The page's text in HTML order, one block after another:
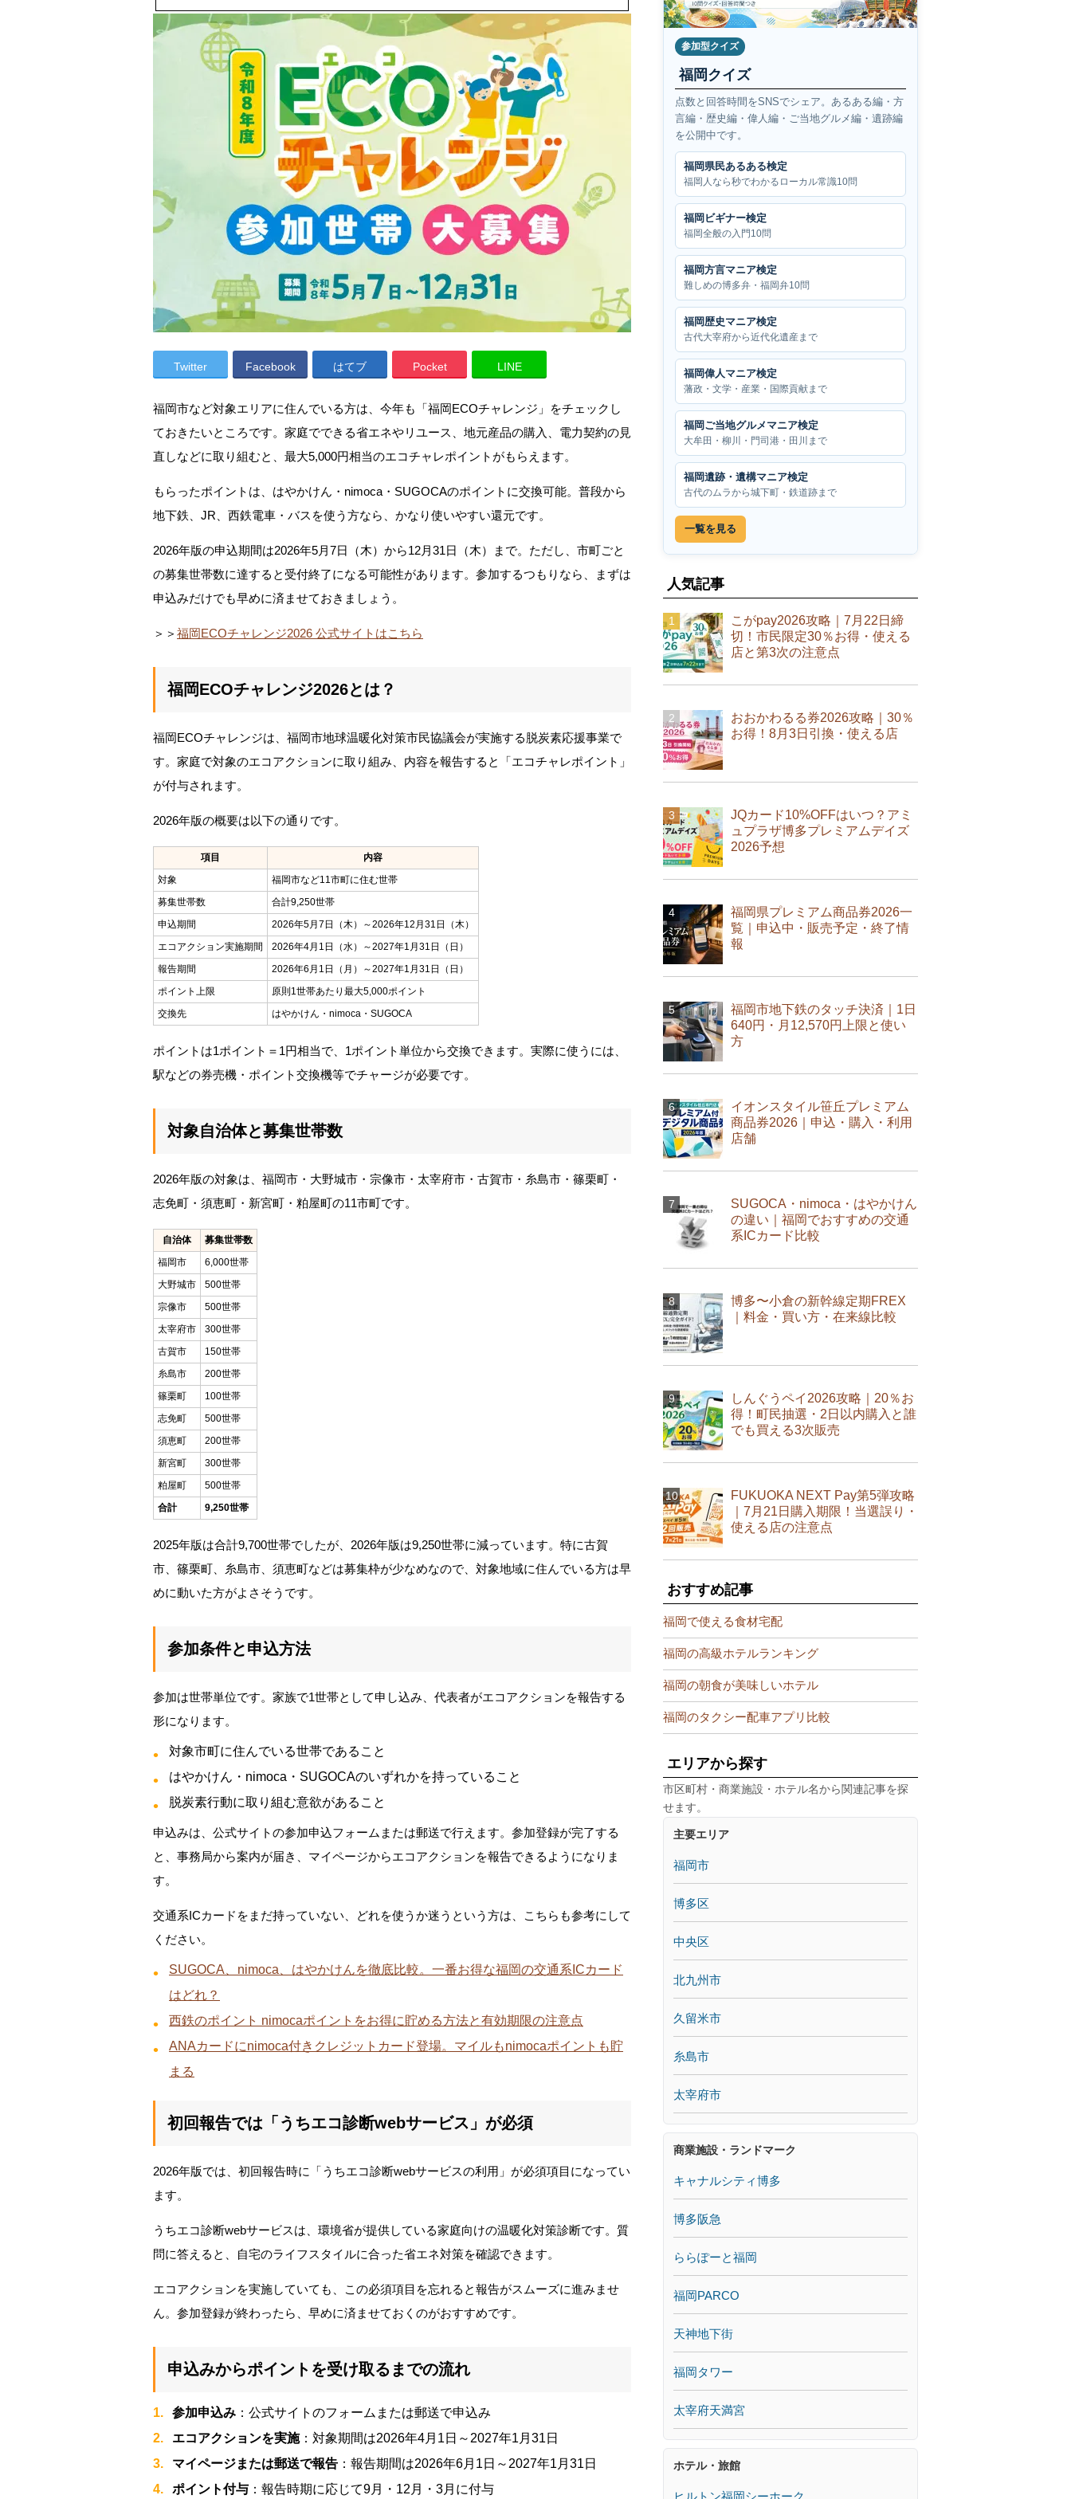
Twitter Facebook はてブ Pocket LINE
福岡市など対象エリアに住んでいる方は、今年も「福岡ECOチャレンジ」をチェックし
ておきたいところです。家庭でできる省エネやリユース、地元産品の購入、電力契約の見
直しなどに取り組むと、最大5,000円相当のエコチャレポイントがもらえます。
もらったポイントは、はやかけん・nimoca・SUGOCAのポイントに交換可能。普段から
地下鉄、JR、西鉄電車・バスを使う方なら、かなり使いやすい還元です。
2026年版の申込期間は2026年5月7日（木）から12月31日（木）まで。ただし、市町ごと
の募集世帯数に達すると受付終了になる可能性があります。参加するつもりなら、まずは
申込みだけでも早めに済ませておきましょう。
＞＞ 福岡ECOチャレンジ2026 公式サイトはこちら
福岡ECOチャレンジ2026とは？
福岡ECOチャレンジは、福岡市地球温暖化対策市民協議会が実施する脱炭素応援事業で
す。家庭で対象のエコアクションに取り組み、内容を報告すると「エコチャレポイント」
が付与されます。
2026年版の概要は以下の通りです。
項目
内容
対象
福岡市など11市町に住む世帯
募集世帯数
合計9,250世帯
申込期間
2026年5月7日（木）～2026年12月31日（木）
エコアクション実施期間
2026年4月1日（水）～2027年1月31日（日）
報告期間
2026年6月1日（月）～2027年1月31日（日）
ポイント上限
原則1世帯あたり最大5,000ポイント
交換先
はやかけん・nimoca・SUGOCA
ポイントは1ポイント＝1円相当で、1ポイント単位から交換できます。実際に使うには、
駅などの券売機・ポイント交換機等でチャージが必要です。
対象自治体と募集世帯数
2026年版の対象は、福岡市・大野城市・宗像市・太宰府市・古賀市・糸島市・篠栗町・
志免町・須恵町・新宮町・粕屋町の11市町です。
自治体
募集世帯数
福岡市
6,000世帯
大野城市
500世帯
宗像市
500世帯
太宰府市
300世帯
古賀市
150世帯
糸島市
200世帯
篠栗町
100世帯
志免町
500世帯
須恵町
200世帯
新宮町
300世帯
粕屋町
500世帯
合計
9,250世帯
2025年版は合計9,700世帯でしたが、2026年版は9,250世帯に減っています。特に古賀
市、篠栗町、糸島市、須恵町などは募集枠が少なめなので、対象地域に住んでいる方は早
めに動いた方がよさそうです。
参加条件と申込方法
参加は世帯単位です。家族で1世帯として申し込み、代表者がエコアクションを報告する
形になります。
対象市町に住んでいる世帯であること
はやかけん・nimoca・SUGOCAのいずれかを持っていること
脱炭素行動に取り組む意欲があること
申込みは、公式サイトの参加申込フォームまたは郵送で行えます。参加登録が完了する
と、事務局から案内が届き、マイページからエコアクションを報告できるようになりま
す。
交通系ICカードをまだ持っていない、どれを使うか迷うという方は、こちらも参考にして
ください。
SUGOCA、nimoca、はやかけんを徹底比較。一番お得な福岡の交通系ICカード
はどれ？
西鉄のポイント nimocaポイントをお得に貯める方法と有効期限の注意点
ANAカードにnimoca付きクレジットカード登場。マイルもnimocaポイントも貯
まる
初回報告では「うちエコ診断webサービス」が必須
2026年版では、初回報告時に「うちエコ診断webサービスの利用」が必須項目になってい
ます。
うちエコ診断webサービスは、環境省が提供している家庭向けの温暖化対策診断です。質
問に答えると、自宅のライフスタイルに合った省エネ対策を確認できます。
エコアクションを実施していても、この必須項目を忘れると報告がスムーズに進みませ
ん。参加登録が終わったら、早めに済ませておくのがおすすめです。
申込みからポイントを受け取るまでの流れ
参加申込み ：公式サイトのフォームまたは郵送で申込み
エコアクションを実施：対象期間は2026年4月1日～2027年1月31日
マイページまたは郵送で報告 ：報告期間は2026年6月1日～2027年1月31日
ポイント付与 ：報告時期に応じて9月・12月・3月に付与
参加型クイズ
福岡クイズ
点数と回答時間をSNSでシェア。あるある編・方
言編・歴史編・偉人編・ご当地グルメ編・遺跡編
を公開中です。
福岡県民あるある検定
福岡人なら秒でわかるローカル常識10問
福岡ビギナー検定
福岡全般の入門10問
福岡方言マニア検定
難しめの博多弁・福岡弁10問
福岡歴史マニア検定
古代大宰府から近代化遺産まで
福岡偉人マニア検定
藩政・文学・産業・国際貢献まで
福岡ご当地グルメマニア検定
大牟田・柳川・門司港・田川まで
福岡遺跡・遺構マニア検定
古代のムラから城下町・鉄道跡まで
一覧を見る
人気記事
こがpay2026攻略｜7月22日締
切！市民限定30％お得・使える
店と第3次の注意点
おおかわるる券2026攻略｜30％
お得！8月3日引換・使える店
JQカード10%OFFはいつ？アミ
ュプラザ博多プレミアムデイズ
2026予想
福岡県プレミアム商品券2026一
覧｜申込中・販売予定・終了情
報
福岡市地下鉄のタッチ決済｜1日
640円・月12,570円上限と使い
方
イオンスタイル笹丘プレミアム
商品券2026｜申込・購入・利用
店舗
SUGOCA・nimoca・はやかけん
の違い｜福岡でおすすめの交通
系ICカード比較
博多〜小倉の新幹線定期FREX
｜料金・買い方・在来線比較
しんぐうペイ2026攻略｜20％お
得！町民抽選・2日以内購入と誰
でも買える3次販売
FUKUOKA NEXT Pay第5弾攻略
｜7月21日購入期限！当選誤り・
使える店の注意点
おすすめ記事
福岡で使える食材宅配
福岡の高級ホテルランキング
福岡の朝食が美味しいホテル
福岡のタクシー配車アプリ比較
エリアから探す
市区町村・商業施設・ホテル名から関連記事を探
せます。
主要エリア
福岡市
博多区
中央区
北九州市
久留米市
糸島市
太宰府市
商業施設・ランドマーク
キャナルシティ博多
博多阪急
ららぽーと福岡
福岡PARCO
天神地下街
福岡タワー
太宰府天満宮
ホテル・旅館
ヒルトン福岡シーホーク